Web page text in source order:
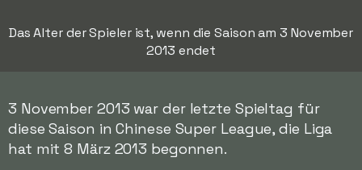
Das Alter der Spieler ist, wenn die Saison am 3 November
2013 endet
3 November 2013 war der letzte Spieltag für
diese Saison in Chinese Super League, die Liga
hat mit 8 März 2013 begonnen.